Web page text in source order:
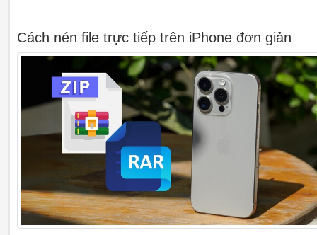
Cách nén file trực tiếp trên iPhone đơn giản